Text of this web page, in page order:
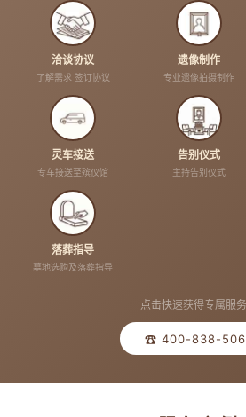
洽谈协议
了解需求 签订协议
遗像制作
专业遗像拍摄制作
灵车接送
专车接送至殡仪馆
告别仪式
主持告别仪式
落葬指导
墓地选购及落葬指导
点击快速获得专属服务
☎ 400-838-